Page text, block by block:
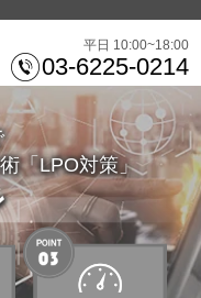
平日 10:00~18:00
03-6225-0214
「LPO対策」